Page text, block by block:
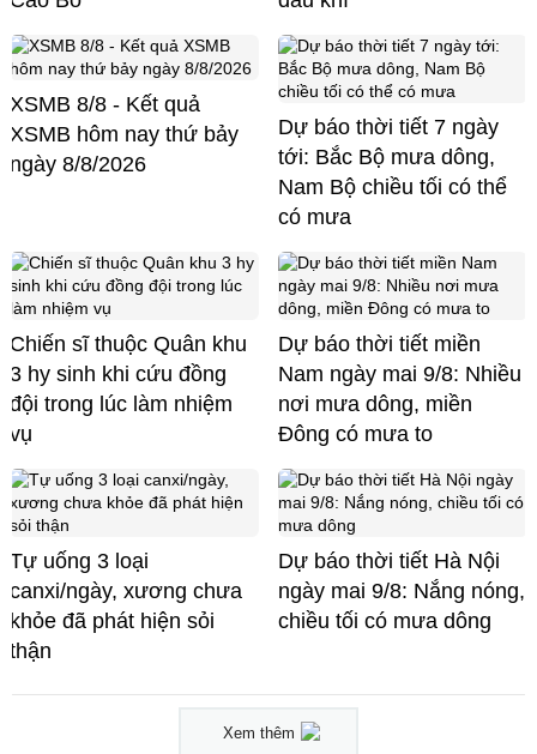
XSMB 8/8 - Kết quả
XSMB hôm nay thứ bảy
ngày 8/8/2026
Dự báo thời tiết 7 ngày
tới: Bắc Bộ mưa dông,
Nam Bộ chiều tối có thể
có mưa
Chiến sĩ thuộc Quân khu
3 hy sinh khi cứu đồng
đội trong lúc làm nhiệm
vụ
Dự báo thời tiết miền
Nam ngày mai 9/8: Nhiều
nơi mưa dông, miền
Đông có mưa to
Tự uống 3 loại
canxi/ngày, xương chưa
khỏe đã phát hiện sỏi
thận
Dự báo thời tiết Hà Nội
ngày mai 9/8: Nắng nóng,
chiều tối có mưa dông
Xem thêm